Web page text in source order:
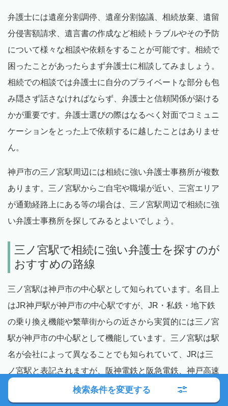
弁護士には遺産分割調停、遺産分割協議、相続放棄、遺留
分侵害額請求、遺言書の作成など相続トラブルやその予防
について様々な相談や依頼をすることが可能です。相続で
困ったことがあったらまず弁護士に相談してみましょう。
相続での相談では弁護士に自分のプライベートな部分も包
み隠さず話さなければならず、弁護士と信頼関係が築ける
かが重要です。弁護士選びの際はなるべく対面でコミュニ
ケーションをとった上で依頼するに越したことはありませ
ん。
神戸市の三ノ宮駅周辺には相続に強い弁護士事務所が複数
あります。三ノ宮駅からご自宅や職場が近い、三宮エリア
が通勤経路上にある等の場合は、三ノ宮駅周辺で相続に強
い弁護士事務所を探してみるとよいでしょう。
三ノ宮駅で相続に強い弁護士を探すのが
おすすめの路線
三ノ宮駅は神戸市の中心駅として知られています。名目上
はJR神戸駅が神戸市の中心駅ですが、JR・私鉄・地下鉄
の乗り換え機能や繁華街からの近さから実質的には三ノ宮
駅が神戸市の中心駅として機能しています。三ノ宮駅は駅
名が会社によって異なることでも知られていて、JRは三
ノ宮駅と表記されますが、阪神電鉄と阪急電鉄、神戸高速
鉄道は神戸三宮駅、ポートライナーと神戸市営地下鉄西
神・山手線は三宮駅と駅名が異なります。また少し離れた
検索条件を変更する